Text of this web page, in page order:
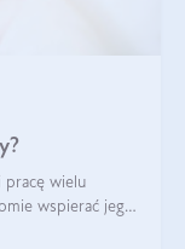
pracę wielu
wspierać jego